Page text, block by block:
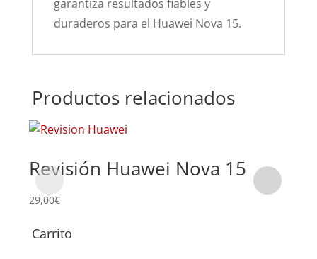
garantiza resultados fiables y
duraderos para el Huawei Nova 15.
Productos relacionados
Revisión Huawei Nova 15
29,00€
Carrito